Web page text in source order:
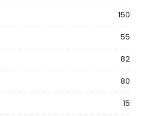
150
55
82
80
15